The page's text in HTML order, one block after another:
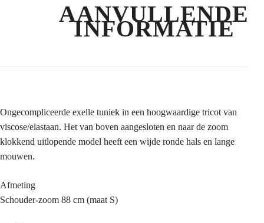
AANVULLENDE
INFORMATIE
Ongecompliceerde exelle tuniek in een hoogwaardige tricot van
viscose/elastaan. Het van boven aangesloten en naar de zoom
klokkend uitlopende model heeft een wijde ronde hals en lange
mouwen.
Afmeting
Schouder-zoom 88 cm (maat S)